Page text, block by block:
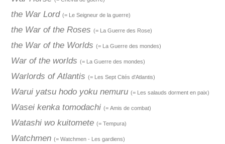
the War Lord (= Le Seigneur de la guerre)
the War of the Roses (= La Guerre des Rose)
the War of the Worlds (= La Guerre des mondes)
War of the worlds (= La Guerre des mondes)
Warlords of Atlantis (= Les Sept Cités d'Atlantis)
Warui yatsu hodo yoku nemuru (= Les salauds dorment en paix)
Wasei kenka tomodachi (= Amis de combat)
Watashi wo kuitomete (= Tempura)
Watchmen (= Watchmen - Les gardiens)